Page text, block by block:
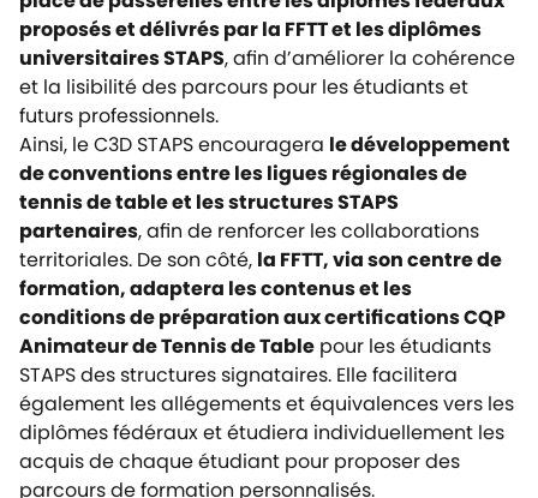
proposés et délivrés par la FFTT et les diplômes
universitaires STAPS, afin d’améliorer la cohérence
et la lisibilité des parcours pour les étudiants et
futurs professionnels.
Ainsi, le C3D STAPS encouragera le développement
de conventions entre les ligues régionales de
tennis de table et les structures STAPS
partenaires, afin de renforcer les collaborations
territoriales. De son côté, la FFTT, via son centre de
formation, adaptera les contenus et les
conditions de préparation aux certifications CQP
Animateur de Tennis de Table pour les étudiants
STAPS des structures signataires. Elle facilitera
également les allégements et équivalences vers les
diplômes fédéraux et étudiera individuellement les
acquis de chaque étudiant pour proposer des
parcours de formation personnalisés.